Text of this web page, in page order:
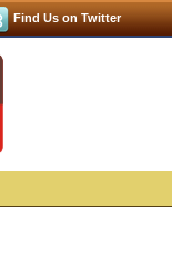
Find Us on Twitter